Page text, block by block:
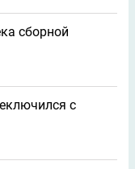
сборной
с